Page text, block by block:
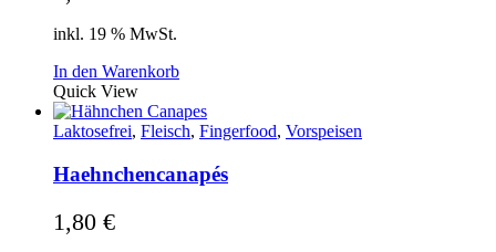
inkl. 19 % MwSt.
In den Warenkorb
Quick View
Laktosefrei, Fleisch, Fingerfood, Vorspeisen
Haehnchencanapés
1,80 €